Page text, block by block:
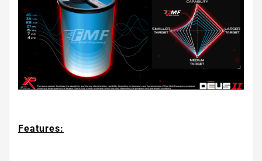
Features: